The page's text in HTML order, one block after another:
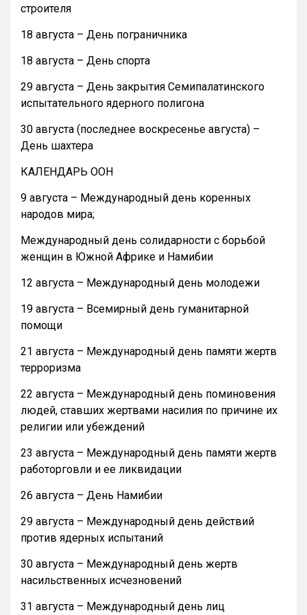
строителя
18 августа – День пограничника
18 августа – День спорта
29 августа – День закрытия Семипалатинского
испытательного ядерного полигона
30 августа (последнее воскресенье августа) –
День шахтера
КАЛЕНДАРЬ ООН
9 августа – Международный день коренных
народов мира;
Международный день солидарности с борьбой
женщин в Южной Африке и Намибии
12 августа – Международный день молодежи
19 августа – Всемирный день гуманитарной
помощи
21 августа – Международный день памяти жертв
терроризма
22 августа – Международный день поминовения
людей, ставших жертвами насилия по причине их
религии или убеждений
23 августа – Международный день памяти жертв
работорговли и ее ликвидации
26 августа – День Намибии
29 августа – Международный день действий
против ядерных испытаний
30 августа – Международный день жертв
насильственных исчезновений
31 августа – Международный день лиц